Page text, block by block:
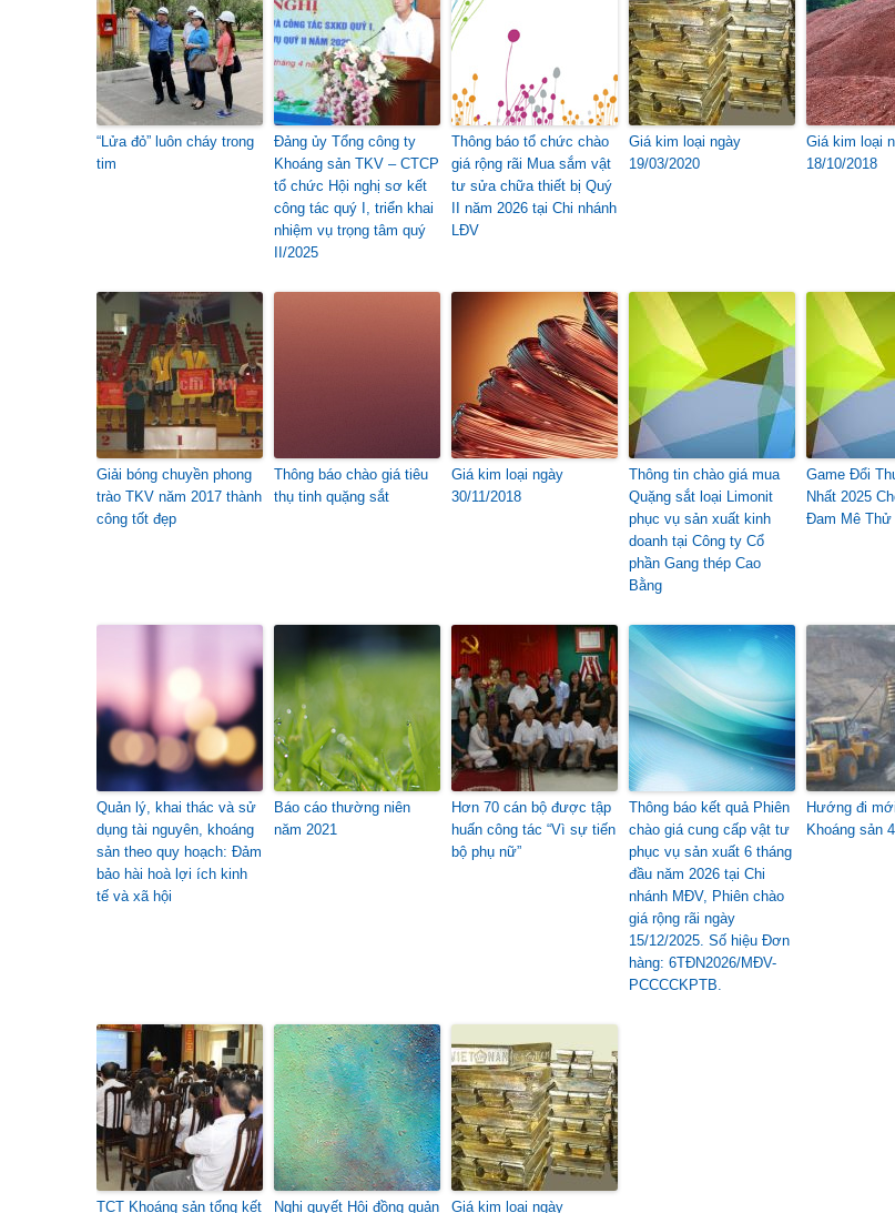
“Lửa đỏ” luôn cháy trong
tim
Đảng ủy Tổng công ty
Khoáng sản TKV – CTCP
tổ chức Hội nghị sơ kết
công tác quý I, triển khai
nhiệm vụ trọng tâm quý
II/2025
Thông báo tổ chức chào
giá rộng rãi Mua sắm vật
tư sửa chữa thiết bị Quý
II năm 2026 tại Chi nhánh
LĐV
Giá kim loại ngày
19/03/2020
Giá kim loại
18/10/2018
Giải bóng chuyền phong
trào TKV năm 2017 thành
công tốt đẹp
Thông báo chào giá tiêu
thụ tinh quặng sắt
Giá kim loại ngày
30/11/2018
Thông tin chào giá mua
Quặng sắt loại Limonit
phục vụ sản xuất kinh
doanh tại Công ty Cổ
phần Gang thép Cao
Bằng
Game Đổi
Nhất 2025
Đam Mê Thử
Quản lý, khai thác và sử
dụng tài nguyên, khoáng
sản theo quy hoạch: Đảm
bảo hài hoà lợi ích kinh
tế và xã hội
Báo cáo thường niên
năm 2021
Hơn 70 cán bộ được tập
huấn công tác “Vì sự tiến
bộ phụ nữ”
Thông báo kết quả Phiên
chào giá cung cấp vật tư
phục vụ sản xuất 6 tháng
đầu năm 2026 tại Chi
nhánh MĐV, Phiên chào
giá rộng rãi ngày
15/12/2025. Số hiệu Đơn
hàng: 6TĐN2026/MĐV-
PCCCCKPTB.
Hướng đi
Khoáng sản 4
TCT Khoáng sản tổng kết Nghị quyết Hội đồng quản Giá kim loại ngày